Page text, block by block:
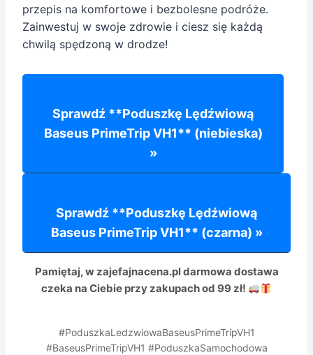
przepis na komfortowe i bezbolesne podróże.
Zainwestuj w swoje zdrowie i ciesz się każdą
chwilą spędzoną w drodze!
Sprawdź **Poduszkę Lędźwiową
Baseus PrimeTrip VH1** (niebieska)
»
Sprawdź **Poduszkę Lędźwiową
Baseus PrimeTrip VH1** (czarna) »
Pamiętaj, w zajefajnacena.pldarmowa dostawa
czeka na Ciebie przy zakupach od 99 zł!
#PoduszkaLedzwiowaBaseusPrimeTripVH1
#BaseusPrimeTripVH1 #PoduszkaSamochodowa